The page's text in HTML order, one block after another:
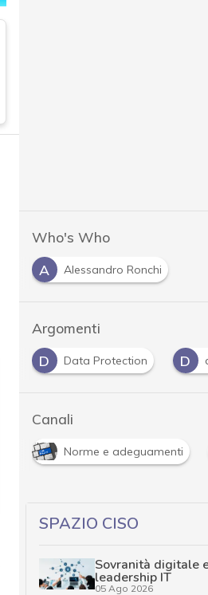
Who's Who
A
Alessandro Ronchi
Argomenti
D Data Protection D
Canali
Norme e adeguamenti
SPAZIO CISO
Sovranità digitale
leadership IT
05 Ago 2026